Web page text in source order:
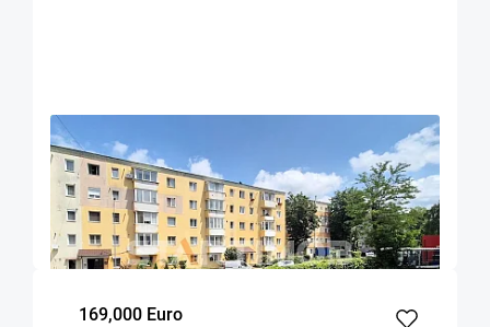
COMISION 0%
Apartament doua camere Sacele
Sacele
40.1
m²
1
dormitor
1
Etaj
169,000 Euro